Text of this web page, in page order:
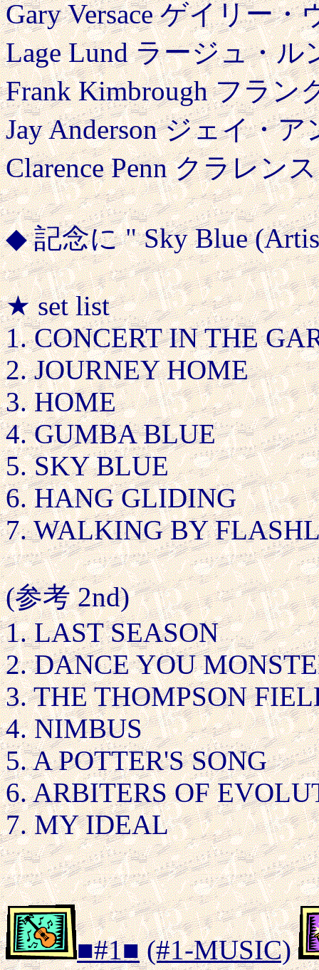
Gary Versace ゲイリー
Lage Lund ラージュ・ル
Frank Kimbrough フラン
Jay Anderson ジェイ・
Clarence Penn クラレン
◆ 記念に " Sky Blue
★ set list
1. CONCERT IN THE
2. JOURNEY HOME
3. HOME
4. GUMBA BLUE
5. SKY BLUE
6. HANG GLIDING
7. WALKING BY
(参考 2nd)
1. LAST SEASON
2. DANCE YOU
3. THE THOMPSON
4. NIMBUS
5. A POTTER'S SONG
6. ARBITERS OF
7. MY IDEAL
■#1■ (#1-MUSIC)